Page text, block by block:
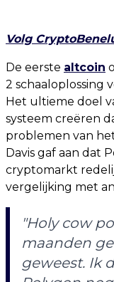
Volg
De eerste altcoin
2 schaaloplossing
Het ultieme doel
systeem creëren
problemen van
Davis gaf aan dat
cryptomarkt
vergelijking met
"Holy cow
maanden
geweest. Ik